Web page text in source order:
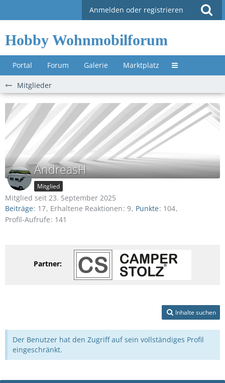
Anmelden oder registrieren
Hobby Wohnmobilforum
Portal Forum Galerie Marktplatz Untermenü »
Mitglieder
AndreasH
Mitglied
Mitglied seit 23. September 2025
Beiträge 17 Erhaltene Reaktionen 9 Punkte 104
Profil-Aufrufe 141
Partner:
Inhalte suchen
Der Benutzer hat den Zugriff auf sein vollständiges Profil
eingeschränkt.